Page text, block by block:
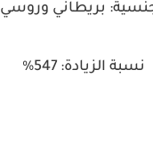
بريطاني وروسي
نسبة الزيادة: 547%